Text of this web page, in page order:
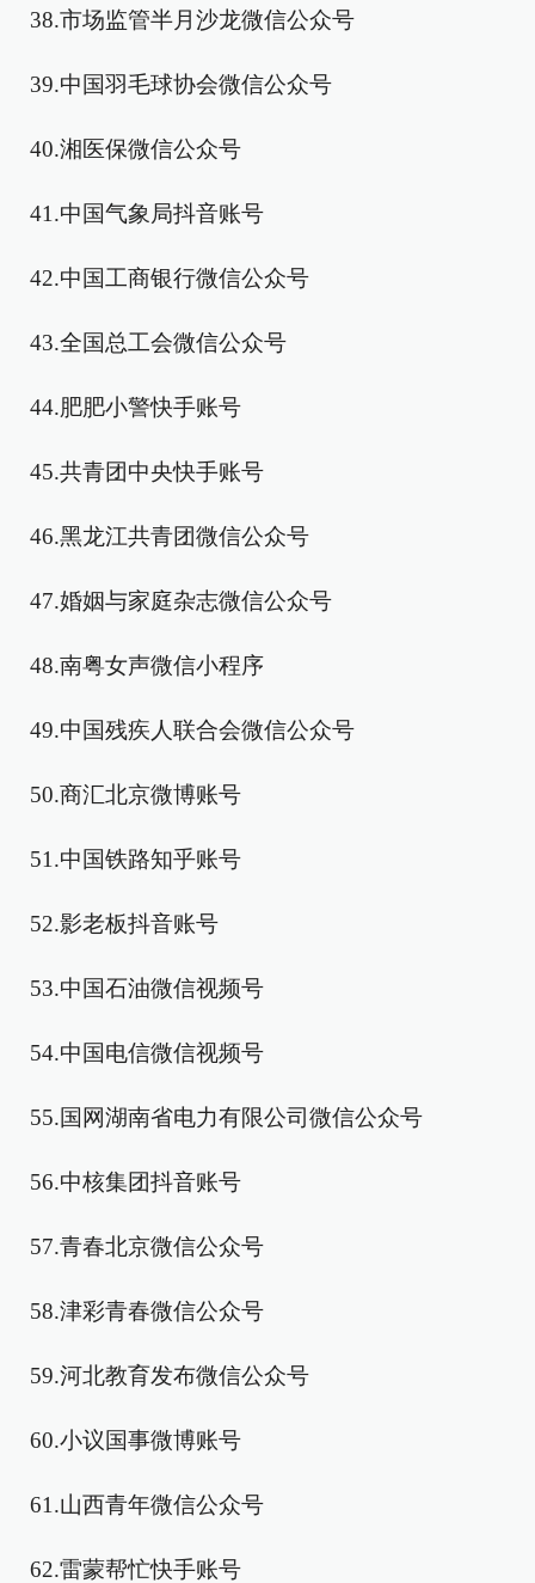
38.市场监管半月沙龙微信公众号
39.中国羽毛球协会微信公众号
40.湘医保微信公众号
41.中国气象局抖音账号
42.中国工商银行微信公众号
43.全国总工会微信公众号
44.肥肥小警快手账号
45.共青团中央快手账号
46.黑龙江共青团微信公众号
47.婚姻与家庭杂志微信公众号
48.南粤女声微信小程序
49.中国残疾人联合会微信公众号
50.商汇北京微博账号
51.中国铁路知乎账号
52.影老板抖音账号
53.中国石油微信视频号
54.中国电信微信视频号
55.国网湖南省电力有限公司微信公众号
56.中核集团抖音账号
57.青春北京微信公众号
58.津彩青春微信公众号
59.河北教育发布微信公众号
60.小议国事微博账号
61.山西青年微信公众号
62.雷蒙帮忙快手账号